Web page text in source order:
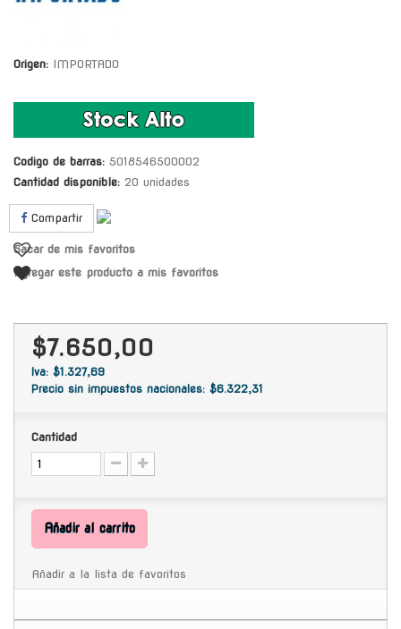
Origen: IMPORTADO
Codigo de barras: 5018546500002
Cantidad disponible: 20 unidades
Compartir
Sacar de mis favoritos
Agregar este producto a mis favoritos
$7.650,00
Iva: $1.327,69
Precio sin impuestos nacionales: $6.322,31
Cantidad
Añadir al carrito
Añadir a la lista de favoritos